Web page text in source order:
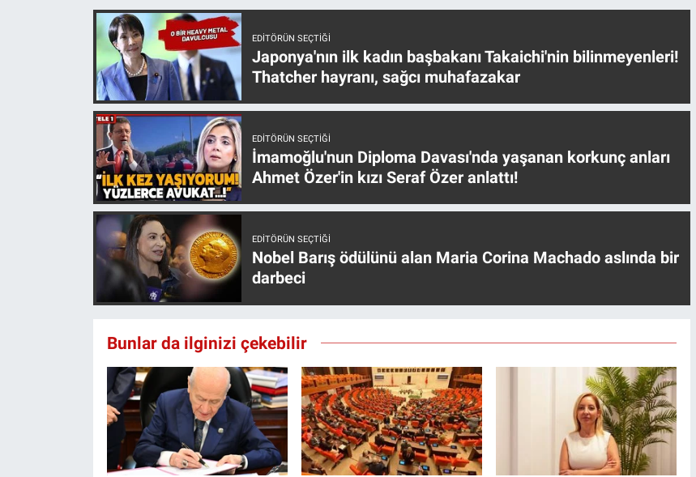
EDITÖRÜN SEÇTIĞI
Japonya'nın ilk kadın başbakanı Takaichi'nin bilinmeyenleri!
Thatcher hayranı, sağcı muhafazakar
EDITÖRÜN SEÇTIĞI
İmamoğlu'nun Diploma Davası'nda yaşanan korkunç anları
Ahmet Özer'in kızı Seraf Özer anlattı!
EDITÖRÜN SEÇTIĞI
Nobel Barış ödülünü alan Maria Corina Machado aslında bir
darbeci
Bunlar da ilginizi çekebilir